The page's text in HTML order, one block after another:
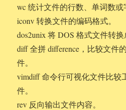
wc 统计文件的行数、单词数或
iconv 转换文件的编码格式。
dos2unix 将 DOS 格式文件转换
diff 全拼 difference，比较文件
件。
vimdiff 命令行可视化文件比较
件。
rev 反向输出文件内容。